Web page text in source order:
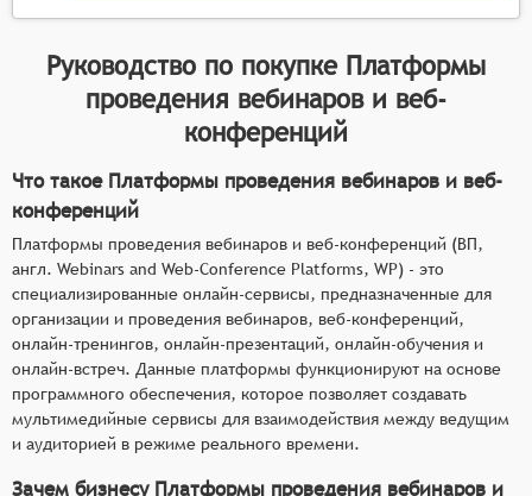
Руководство по покупке Платформы
проведения вебинаров и веб-
конференций
Что такое Платформы проведения вебинаров и веб-
конференций
Платформы проведения вебинаров и веб-конференций (ВП,
англ. Webinars and Web-Conference Platforms, WP) - это
специализированные онлайн-сервисы, предназначенные для
организации и проведения вебинаров, веб-конференций,
онлайн-тренингов, онлайн-презентаций, онлайн-обучения и
онлайн-встреч. Данные платформы функционируют на основе
программного обеспечения, которое позволяет создавать
мультимедийные сервисы для взаимодействия между ведущим
и аудиторией в режиме реального времени.
Зачем бизнесу Платформы проведения вебинаров и